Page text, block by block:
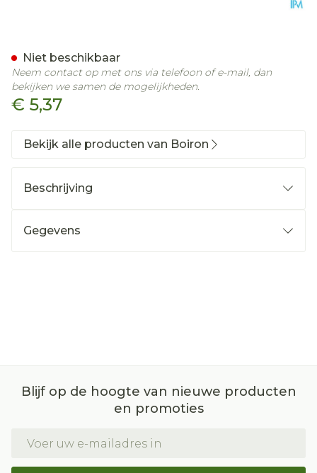
€ 5,37
Niet beschikbaar
Neem contact op met ons via telefoon of e-mail, dan
bekijken we samen de mogelijkheden.
Bekijk alle producten van Boiron
Beschrijving
Gegevens
Blijf op de hoogte van nieuwe producten
en promoties